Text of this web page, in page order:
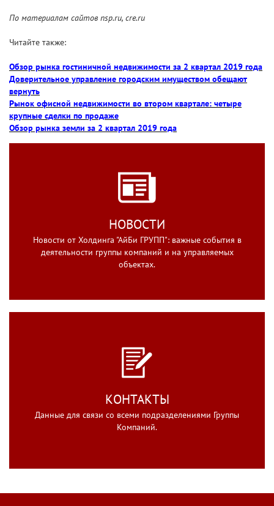
По материалам сайтов nsp.ru, cre.ru
Читайте также:
Обзор рынка гостиничной недвижимости за 2 квартал 2019 года
Доверительное управление городским имуществом обещают
вернуть
Рынок офисной недвижимости во втором квартале: четыре
крупные сделки по продаже
Обзор рынка земли за 2 квартал 2019 года
НОВОСТИ
Новости от Холдинга "АйБи ГРУПП": важные события в
деятельности группы компаний и на управляемых
объектах.
КОНТАКТЫ
Данные для связи со всеми подразделениями Группы
Компаний.